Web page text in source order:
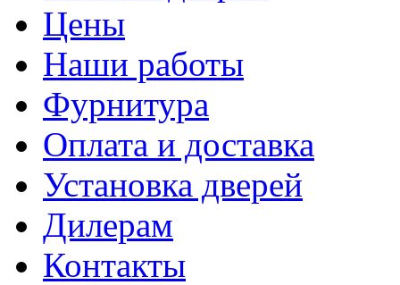
Цены
Наши работы
Фурнитура
Оплата и доставка
Установка дверей
Дилерам
Контакты